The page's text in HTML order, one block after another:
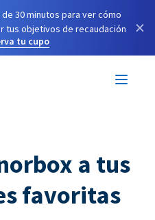
30 minutos para ver cómo
tus objetivos de recaudación
tu cupo
×
a tus
favoritas